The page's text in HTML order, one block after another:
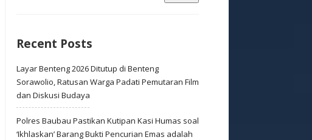
Recent Posts
Layar Benteng 2026 Ditutup di Benteng
Sorawolio, Ratusan Warga Padati Pemutaran Film
dan Diskusi Budaya
Polres Baubau Pastikan Kutipan Kasi Humas soal
‘Ikhlaskan’ Barang Bukti Pencurian Emas adalah